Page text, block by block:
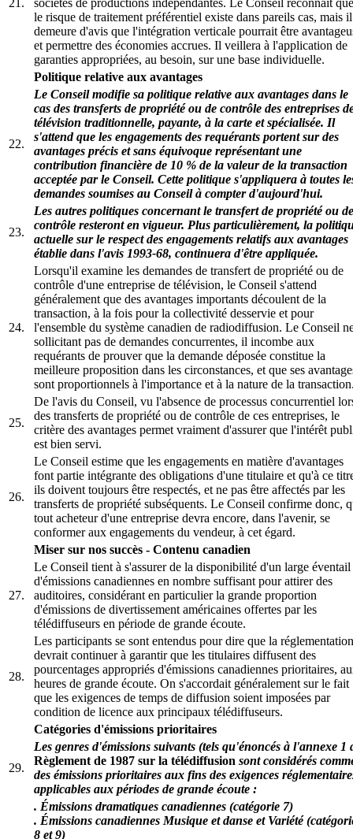
le risque de traitement préférentiel existe dans pareils cas, mais il
demeure d'avis que l'intégration verticale pourrait être
et permettre des économies accrues. Il veillera à l'application de
garanties appropriées, au besoin, sur une base individuelle.
Politique relative aux avantages
22.
Le Conseil modifie sa politique relative aux avantages dans le
cas des transferts de propriété ou de contrôle des entreprises
télévision traditionnelle, payante, à la carte et spécialisée. Il
s'attend que les engagements des requérants portent sur des
avantages précis et sans équivoque représentant une
contribution financière de 10 % de la valeur de la transaction
acceptée par le Conseil. Cette politique s'appliquera à toutes
demandes soumises au Conseil à compter d'aujourd'hui.
23.
Les autres politiques concernant le transfert de propriété ou de
contrôle resteront en vigueur. Plus particulièrement, la
actuelle sur le respect des engagements relatifs aux avantages
établie dans l'avis 1993-68, continuera d'être appliquée.
24.
Lorsqu'il examine les demandes de transfert de propriété ou de
contrôle d'une entreprise de télévision, le Conseil s'attend
généralement que des avantages importants découlent de la
transaction, à la fois pour la collectivité desservie et pour
l'ensemble du système canadien de radiodiffusion. Le Conseil
sollicitant pas de demandes concurrentes, il incombe aux
requérants de prouver que la demande déposée constitue la
meilleure proposition dans les circonstances, et que ses
sont proportionnels à l'importance et à la nature de la
25.
De l'avis du Conseil, vu l'absence de processus concurrentiel
des transferts de propriété ou de contrôle de ces entreprises, le
critère des avantages permet vraiment d'assurer que l'intérêt
est bien servi.
26.
Le Conseil estime que les engagements en matière d'avantages
font partie intégrante des obligations d'une titulaire et qu'à ce
ils doivent toujours être respectés, et ne pas être affectés par les
transferts de propriété subséquents. Le Conseil confirme donc,
tout acheteur d'une entreprise devra encore, dans l'avenir, se
conformer aux engagements du vendeur, à cet égard.
Miser sur nos succès - Contenu canadien
27.
Le Conseil tient à s'assurer de la disponibilité d'un large éventail
d'émissions canadiennes en nombre suffisant pour attirer des
auditoires, considérant en particulier la grande proportion
d'émissions de divertissement américaines offertes par les
télédiffuseurs en période de grande écoute.
28.
Les participants se sont entendus pour dire que la réglementation
devrait continuer à garantir que les titulaires diffusent des
pourcentages appropriés d'émissions canadiennes prioritaires,
heures de grande écoute. On s'accordait généralement sur le fait
que les exigences de temps de diffusion soient imposées par
condition de licence aux principaux télédiffuseurs.
Catégories d'émissions prioritaires
29.
Les genres d'émissions suivants (tels qu'énoncés à l'annexe 1
Règlement de 1987 sur la télédiffusion sont considérés
des émissions prioritaires aux fins des exigences
applicables aux périodes de grande écoute :
. Émissions dramatiques canadiennes (catégorie 7)
. Émissions canadiennes Musique et danse et Variété
8 et 9)